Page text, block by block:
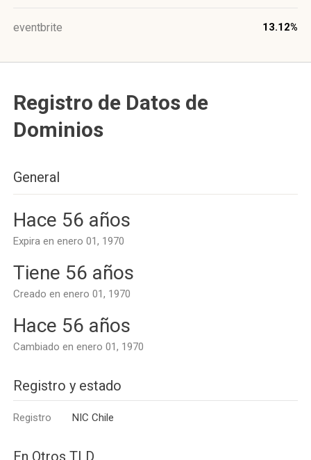
eventbrite 13.12%
Registro de Datos de
Dominios
General
Hace 56 años
Expira en enero 01, 1970
Tiene 56 años
Creado en enero 01, 1970
Hace 56 años
Cambiado en enero 01, 1970
Registro y estado
Registro NIC Chile
En Otros TLD